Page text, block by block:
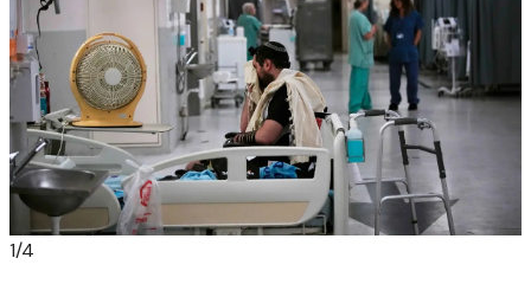
1/4